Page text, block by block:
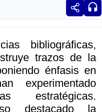
bibliográficas,
trazos de la
énfasis en
experimentado
estratégicas.
destacado la